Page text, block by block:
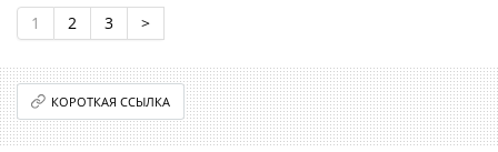
1 2 3 >
КОРОТКАЯ ССЫЛКА